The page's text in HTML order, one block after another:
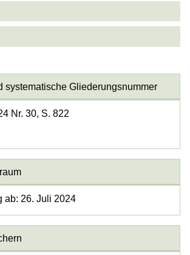
systematische Gliederungsnummer
Nr. 30, S. 822
ab: 26. Juli 2024